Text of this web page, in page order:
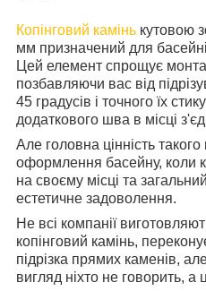
Копінговий камінь кутовою
мм призначений для
Цей елемент спрощує
позбавляючи вас від
45 градусів і точного їх
додаткового шва в місці
Але головна цінність
оформлення басейну, коли
на своєму місці та
естетичне задоволення.
Не всі компанії
копінговий камінь,
підрізка прямих каменів,
вигляд ніхто не говорить, а